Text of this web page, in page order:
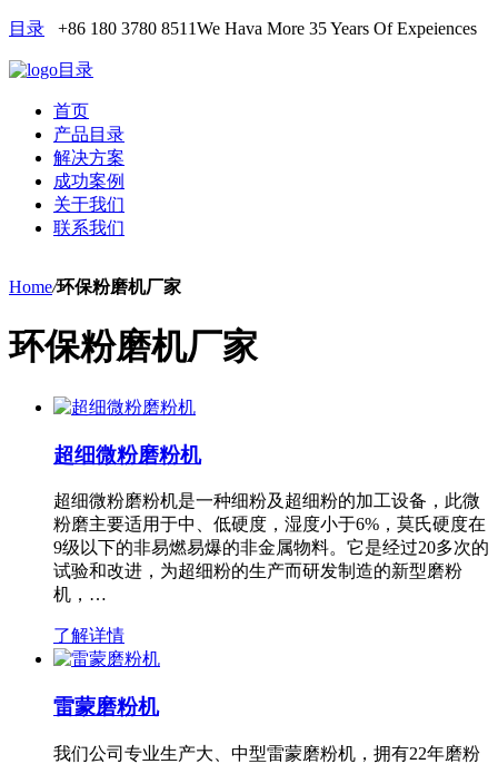
目录 +86 180 3780 8511We Hava More 35 Years Of Expeiences
目录
首页
产品目录
解决方案
成功案例
关于我们
联系我们
Home/环保粉磨机厂家
环保粉磨机厂家
超细微粉磨粉机
超细微粉磨粉机是一种细粉及超细粉的加工设备，此微
粉磨主要适用于中、低硬度，湿度小于6%，莫氏硬度在
9级以下的非易燃易爆的非金属物料。它是经过20多次的
试验和改进，为超细粉的生产而研发制造的新型磨粉
机，…
了解详情
雷蒙磨粉机
我们公司专业生产大、中型雷蒙磨粉机，拥有22年磨粉